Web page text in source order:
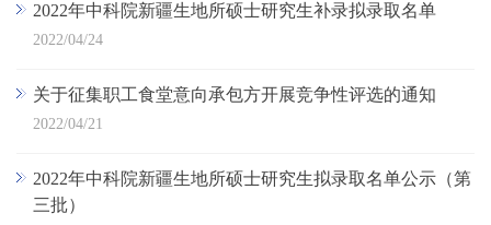
2022年中科院新疆生地所硕士研究生补录拟录取名单
2022/04/24
关于征集职工食堂意向承包方开展竞争性评选的通知
2022/04/21
2022年中科院新疆生地所硕士研究生拟录取名单公示（第
三批）